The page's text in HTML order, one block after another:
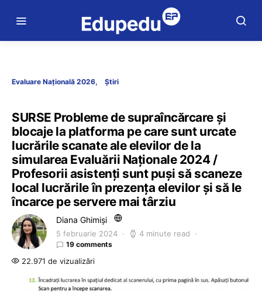
Evaluare Națională 2026 Știri
SURSE Probleme de supraîncărcare și
blocaje la platforma pe care sunt urcate
lucrările scanate ale elevilor de la
simularea Evaluării Naționale 2024 /
Profesorii asistenți sunt puși să scaneze
local lucrările în prezența elevilor și să le
încarce pe servere mai târziu
Diana Ghimiși
5 februarie 2024 4 minute read
19 comments
22.971 de vizualizări